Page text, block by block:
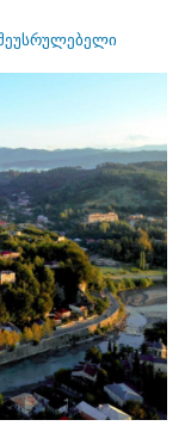
შეუსრულებელი